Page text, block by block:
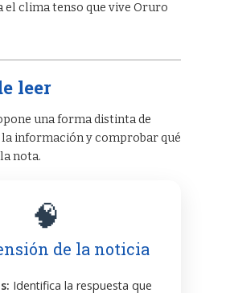
el clima tenso que vive Oruro
leer
una forma distinta de
información y comprobar qué
nota.
🧠
de la noticia
Identifica la respuesta que